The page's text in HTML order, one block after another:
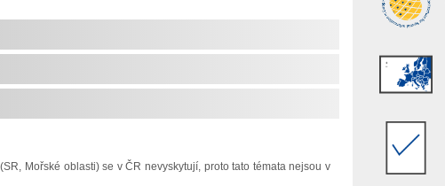
Mořské oblasti) se v ČR nevyskytují, proto tato témata nejsou v